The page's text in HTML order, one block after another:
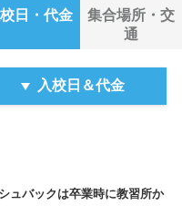
日・代金
集合場所・交
通
入校日＆代金
ュバックは卒業時に教習所か